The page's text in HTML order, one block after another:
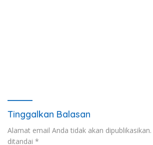
Tinggalkan Balasan
Alamat email Anda tidak akan dipublikasikan.
ditandai *